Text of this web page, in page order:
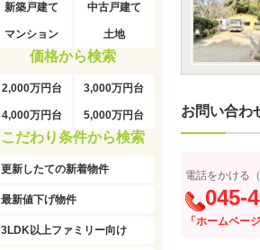
お問い合わ
電話をかける
045-
「ホームペー
新築戸建て 中古戸建て
マンション 土地
価格から検索
2,000万円台 3,000万円台
4,000万円台 5,000万円台
こだわり条件から検索
更新したての新着物件
最新値下げ物件
3LDK以上ファミリー向け